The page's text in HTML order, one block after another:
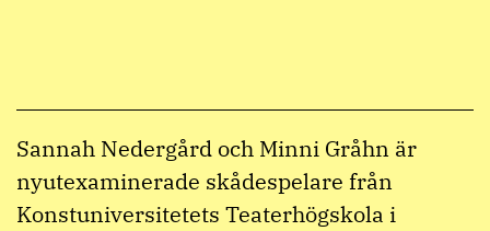
Sannah Nedergård och Minni Gråhn är
nyutexaminerade skådespelare från
Konstuniversitetets Teaterhögskola i